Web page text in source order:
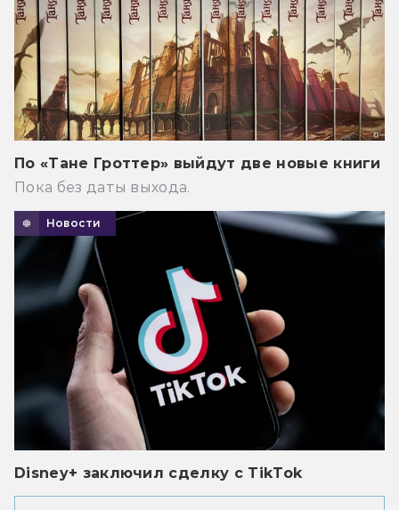
По «Тане Гроттер» выйдут две новые книги
Пока без даты выхода.
Новости
Disney+ заключил сделку с TikTok